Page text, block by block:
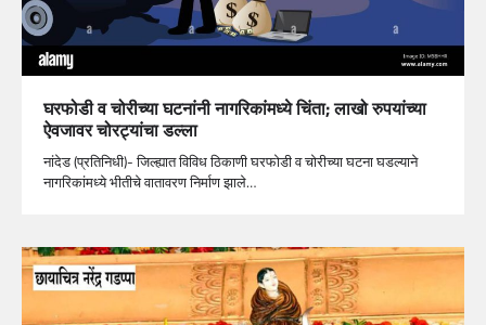
घरफोडी व चोरीच्या घटनांनी नागरिकांमध्ये चिंता; लाखो रुपयांच्या
ऐवजावर चोरट्यांचा डल्ला
नांदेड (प्रतिनिधी)- जिल्ह्यात विविध ठिकाणी घरफोडी व चोरीच्या घटना घडल्याने
नागरिकांमध्ये भीतीचे वातावरण निर्माण झाले…